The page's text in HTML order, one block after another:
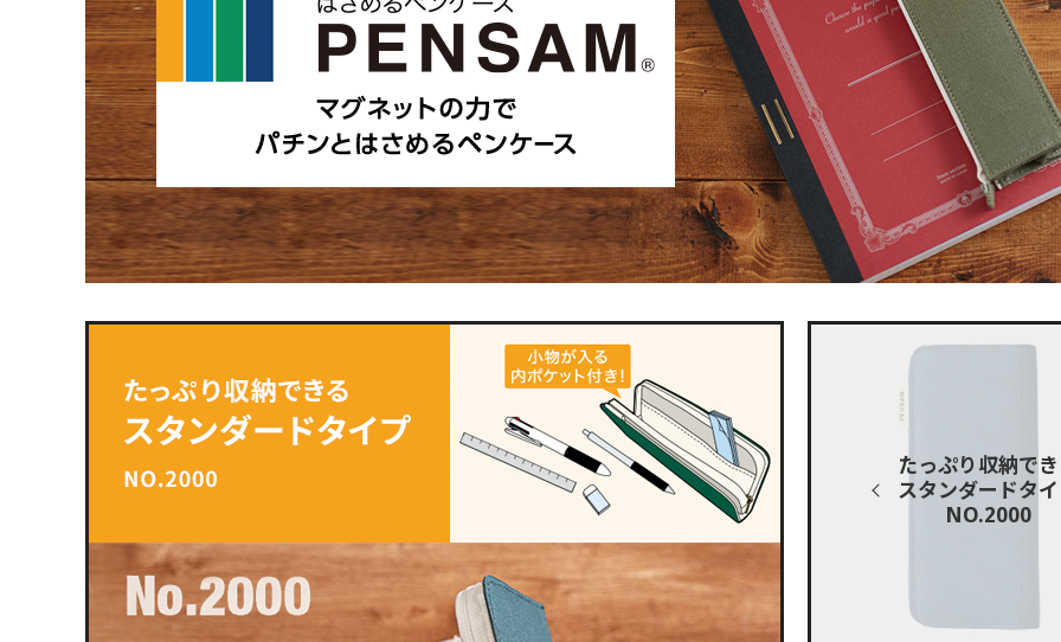
たっぷり収納で
スタンダードタ
NO.2000